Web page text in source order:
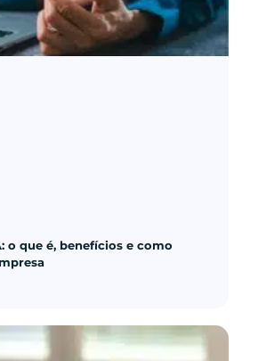
o que é, benefícios e como